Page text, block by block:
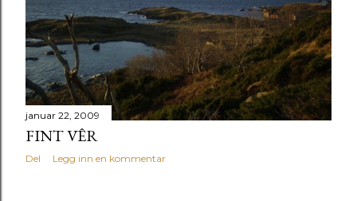
januar 22, 2009
FINT VÊR
Del Legg inn en kommentar